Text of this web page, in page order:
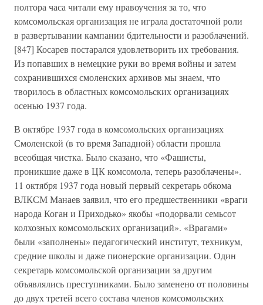
полтора часа читали ему нравоучения за то, что
комсомольская организация не играла достаточной роли
в развертывании кампании бдительности и разоблачений.
[847] Косарев постарался удовлетворить их требования.
Из попавших в немецкие руки во время войны и затем
сохранившихся смоленских архивов мы знаем, что
творилось в областных комсомольских организациях
осенью 1937 года.
В октябре 1937 года в комсомольских организациях
Смоленской (в то время Западной) области прошла
всеобщая чистка. Было сказано, что «Фашисты,
проникшие даже в ЦК комсомола, теперь разоблачены».
11 октября 1937 года новый первый секретарь обкома
ВЛКСМ Манаев заявил, что его предшественники «враги
народа Коган и Приходько» якобы «подорвали семьсот
колхозных комсомольских организаций». «Врагами»
были «заполнены» педагогический институт, техникум,
средние школы и даже пионерские организации. Один
секретарь комсомольской организации за другим
объявлялись преступниками. Было заменено от половины
до двух третей всего состава членов комсомольских